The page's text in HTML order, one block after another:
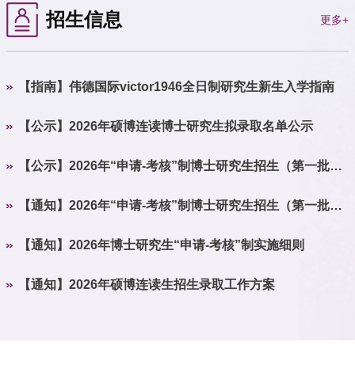
招生信息 更多+
【指南】伟德国际victor1946全日制研究生新生入学指南
【公示】2026年硕博连读博士研究生拟录取名单公示
【公示】2026年“申请-考核”制博士研究生招生（第一批
【通知】2026年“申请-考核”制博士研究生招生（第一批
【通知】2026年博士研究生“申请-考核”制实施细则
【通知】2026年硕博连读生招生录取工作方案